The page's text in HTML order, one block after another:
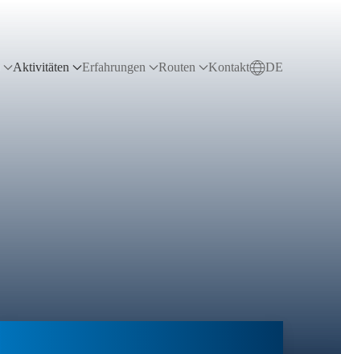
Aktivitäten Erfahrungen Routen Kontakt DE